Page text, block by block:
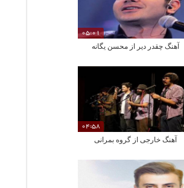
05:01
آهنگ چقدر دیر از محسن یگانه
04:58
آهنگ خارجی از گروه بمرانی